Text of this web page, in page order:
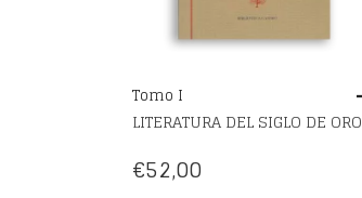
Tomo I
LITERATURA DEL SIGLO DE ORO
€52,00